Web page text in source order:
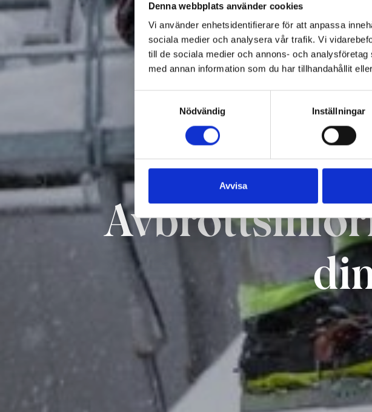
Denna webbplats använder cookies
Vi använder enhetsidentifierare för att anpassa
sociala medier och analysera vår trafik. Vi
till de sociala medier och annons- och
med annan information som du har tillhandahållit
Nödvändig
Inställningar
Avvisa